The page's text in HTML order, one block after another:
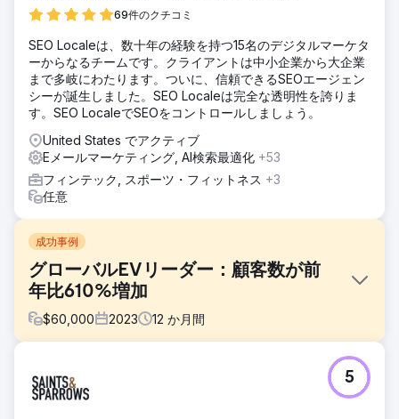
69件のクチコミ
SEO Localeは、数十年の経験を持つ15名のデジタルマーケタ
ーからなるチームです。クライアントは中小企業から大企業
まで多岐にわたります。ついに、信頼できるSEOエージェン
シーが誕生しました。SEO Localeは完全な透明性を誇りま
す。SEO LocaleでSEOをコントロールしましょう。
United States でアクティブ
Eメールマーケティング, AI検索最適化 +53
フィンテック, スポーツ・フィットネス +3
任意
成功事例
グローバルEVリーダー：顧客数が前
年比610%増加
$60,000 2023 12 か月間
Hubject のマーケティング レポートは一貫性がなく、詳細が
不足していました。Clear Click は、定期的で詳細な更新のた
5